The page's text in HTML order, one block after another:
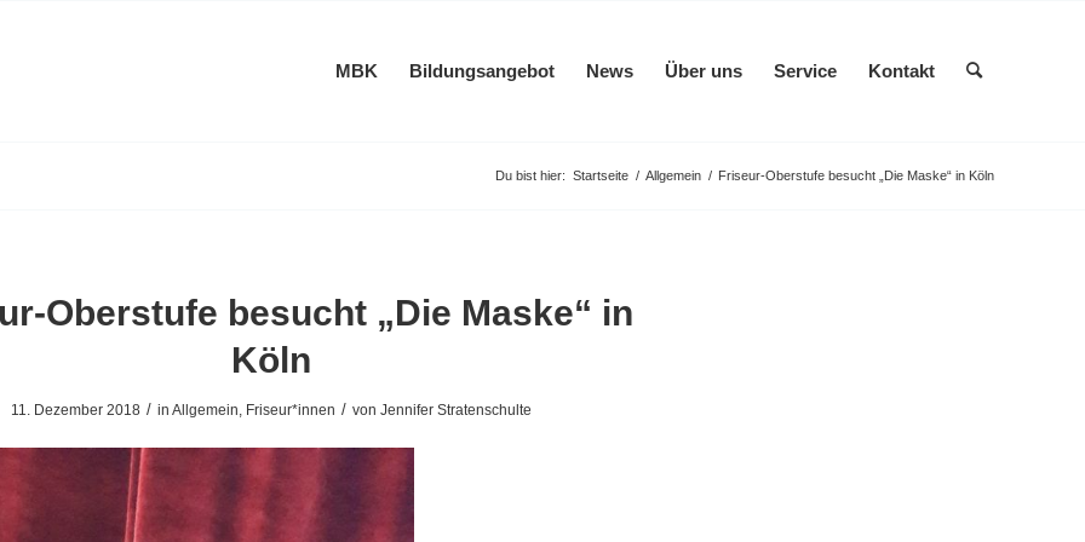
MBK Bildungsangebot News Über uns Service Kontakt
Du bist hier: Startseite / Allgemein / Friseur-Oberstufe besucht „Die Maske“ in Köln
Oberstufe besucht „Die Maske“ in
Köln
11. Dezember 2018 / in Allgemein, Friseur*innen / von Jennifer Stratenschulte